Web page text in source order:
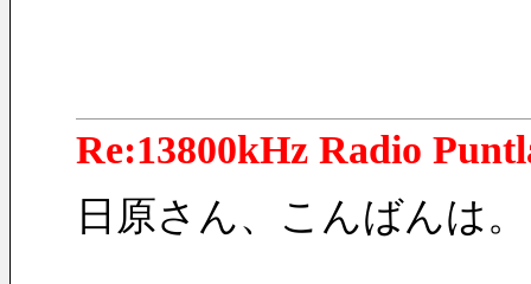
Re:13800kHz Radio
日原さん、こんばんは